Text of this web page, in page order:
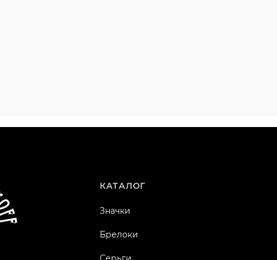
КАТАЛОГ
Значки
Брелоки